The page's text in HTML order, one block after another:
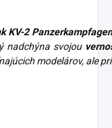
KV-2
nadchýna svojou
modelárov, ale